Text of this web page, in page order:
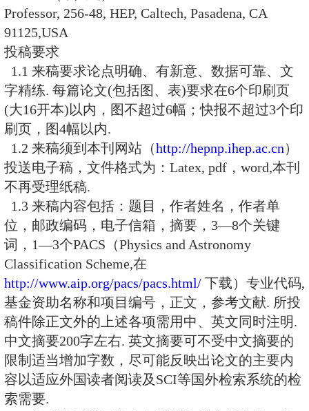
国际编委：
A. Chao (赵午)
Professor, mail Stop 26 Stanford
Center, 2575 Sand Hill Road Menlo
USA
L. L. Chau (乔玲丽)
Professor, Department of Physics,
California, Davis, CA 95616, USA
M. Davier
Professor, Laboratoire de
IN2P3/CNRS-Université de Paris-
Orsay, France
T. Han(韩涛)
Professor, Department of Physics,
Wisconsin Madison, WI 53706, USA